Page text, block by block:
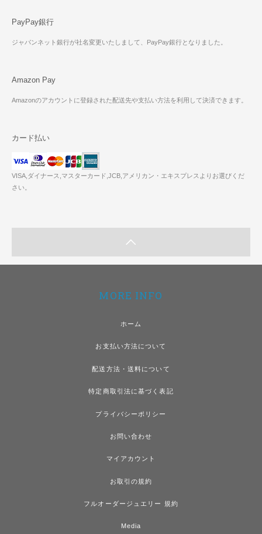
PayPay銀行
ジャパンネット銀行が社名変更いたしまして、PayPay銀行となりました。
Amazon Pay
Amazonのアカウントに登録された配送先や支払い方法を利用して決済できます。
カード払い
VISA,ダイナース,マスターカード,JCB,アメリカン・エキスプレスよりお選びくだ
さい。
MORE INFO
ホーム
お支払い方法について
配送方法・送料について
特定商取引法に基づく表記
プライバシーポリシー
お問い合わせ
マイアカウント
お取引の規約
フルオーダージュエリー 規約
Media